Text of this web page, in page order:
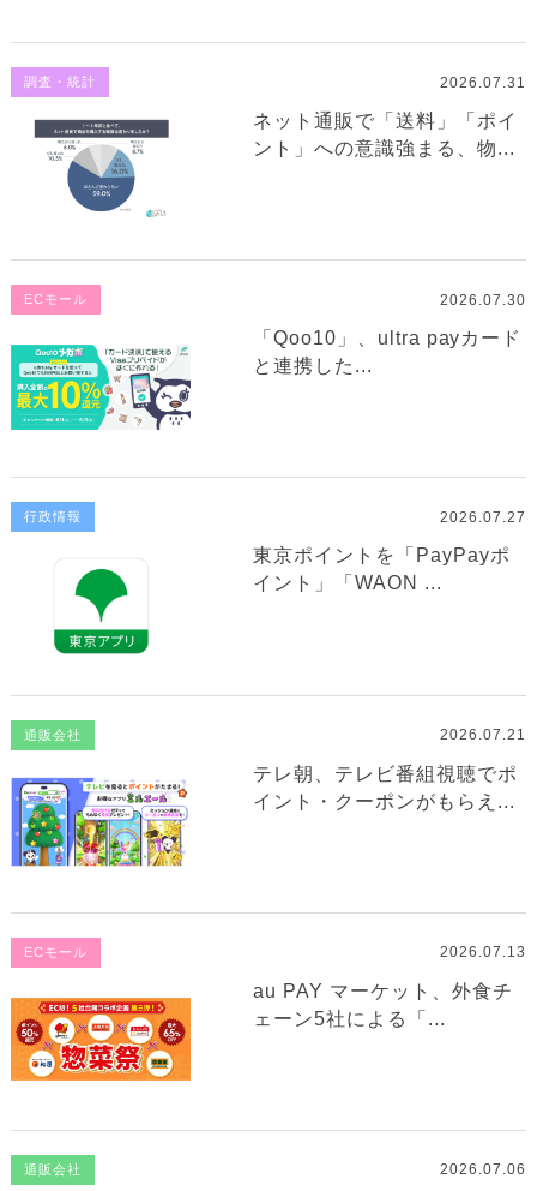
調査・統計 2026.07.31
ネット通販で「送料」「ポイ
ント」への意識強まる、物...
ECモール 2026.07.30
「Qoo10」、ultra payカード
と連携した...
行政情報 2026.07.27
東京ポイントを「PayPayポ
イント」「WAON ...
通販会社 2026.07.21
テレ朝、テレビ番組視聴でポ
イント・クーポンがもらえ...
ECモール 2026.07.13
au PAY マーケット、外食チ
ェーン5社による「...
通販会社 2026.07.06